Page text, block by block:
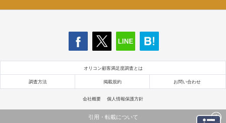
オリコン顧客満足度調査とは
調査方法 掲載規約 お問い合わせ
会社概要 個人情報保護方針
引用・転載について